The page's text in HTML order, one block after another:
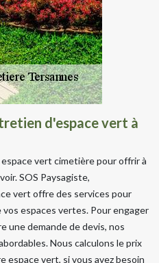
d'espace vert à
vert cimetière pour offrir à
SOS Paysagiste,
vert offre des services pour
espaces vertes. Pour engager
une demande de devis, nos
Nous calculons le prix
espace vert, si vous avez besoin